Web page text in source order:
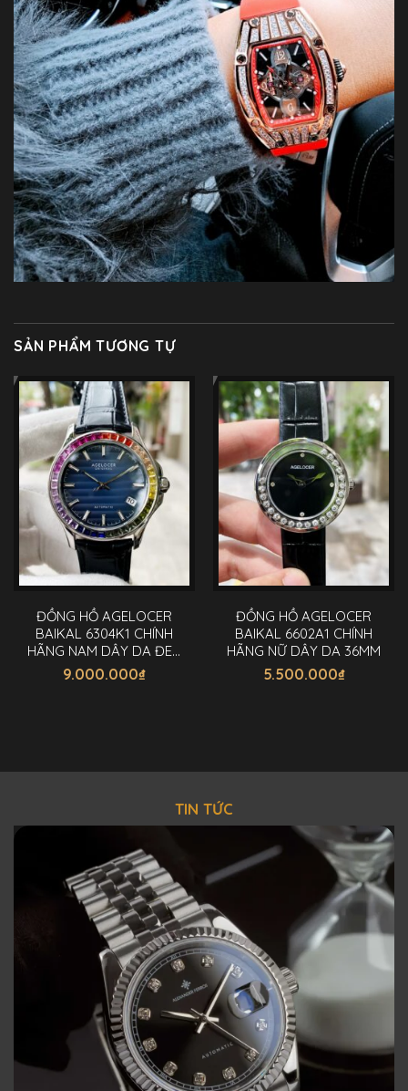
SẢN PHẨM TƯƠNG TỰ
ĐỒNG HỒ AGELOCER
BAIKAL 6304K1 CHÍNH
HÃNG NAM DÂY DA ĐEN
40MM
9.000.000₫
ĐỒNG HỒ AGELOCER
BAIKAL 6602A1 CHÍNH
HÃNG NỮ DÂY DA 36MM
5.500.000₫
TIN TỨC